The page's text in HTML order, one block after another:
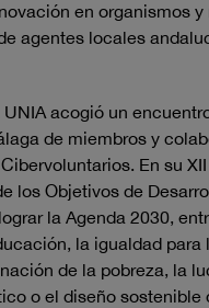
en organismos y
agentes locales
UNIA acogió un
de miembros y
En su
los Objetivos de
la Agenda 2030,
la igualdad para
de la pobreza, la
o el diseño sostenible